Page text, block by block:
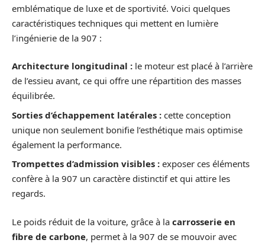
emblématique de luxe et de sportivité. Voici quelques
caractéristiques techniques qui mettent en lumière
l’ingénierie de la 907 :
Architecture longitudinal : le moteur est placé à l’arrière
de l’essieu avant, ce qui offre une répartition des masses
équilibrée.
Sorties d’échappement latérales : cette conception
unique non seulement bonifie l’esthétique mais optimise
également la performance.
Trompettes d’admission visibles : exposer ces éléments
confère à la 907 un caractère distinctif et qui attire les
regards.
Le poids réduit de la voiture, grâce à la carrosserie en
fibre de carbone, permet à la 907 de se mouvoir avec